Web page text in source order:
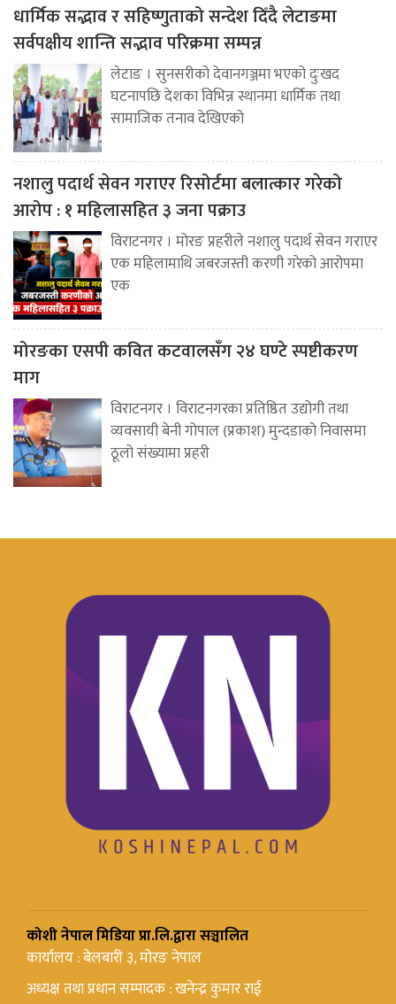
धार्मिक सद्भाव र सहिष्णुताको सन्देश दिँदै लेटाङमा
सर्वपक्षीय शान्ति सद्भाव परिक्रमा सम्पन्न
लेटाङ । सुनसरीको देवानगञ्जमा भएको दुःखद
घटनापछि देशका विभिन्न स्थानमा धार्मिक तथा
सामाजिक तनाव देखिएको
नशालु पदार्थ सेवन गराएर रिसोर्टमा बलात्कार गरेको
आरोप : १ महिलासहित ३ जना पक्राउ
विराटनगर । मोरङ प्रहरीले नशालु पदार्थ सेवन गराएर
एक महिलामाथि जबरजस्ती करणी गरेको आरोपमा
एक
मोरङका एसपी कवित कटवालसँग २४ घण्टे स्पष्टीकरण
माग
विराटनगर । विराटनगरका प्रतिष्ठित उद्योगी तथा
व्यवसायी बेनी गोपाल (प्रकाश) मुन्दडाको निवासमा
ठूलो संख्यामा प्रहरी
कोशी नेपाल मिडिया प्रा.लि.द्वारा सञ्चालित
कार्यालय : बेलबारी ३, मोरङ नेपाल
अध्यक्ष तथा प्रधान सम्पादक : खनेन्द्र कुमार राई